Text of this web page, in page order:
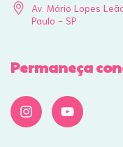
Av. Mário Lopes
Paulo - SP
Permaneça